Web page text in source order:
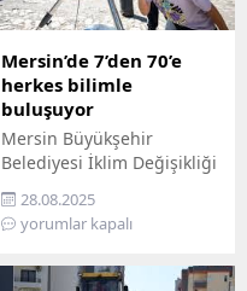
Mersin’de 7’den 70’e
herkes bilimle
buluşuyor
Mersin Büyükşehir
Belediyesi İklim Değişikliği
ve Sıfır Atık Dairesi
Başkanlığı, Mercan 100.
Yıl İklim ve Çevre Bilim
edemeyenler için bilimi
28.08.2025
yorumlar kapalı